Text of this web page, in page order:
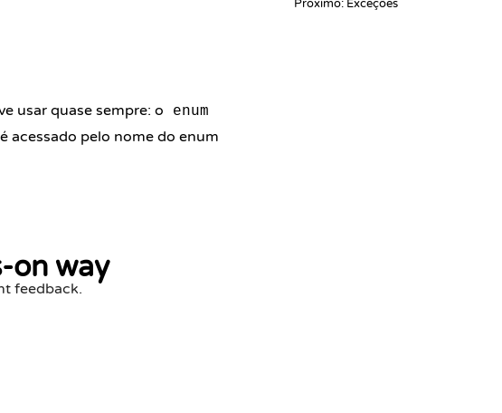
usar quase sempre: o
enum
acessado pelo nome do enum
on way
feedback.
Próximo: Exceções